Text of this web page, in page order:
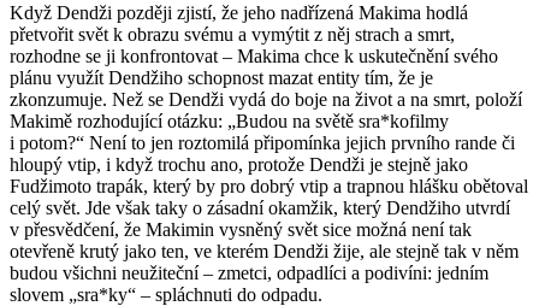
Když Dendži později zjistí, že jeho nadřízená Makima hodlá
přetvořit svět k obrazu svému a vymýtit z něj strach a smrt,
rozhodne se ji konfrontovat – Makima chce k uskutečnění svého
plánu využít Dendžiho schopnost mazat entity tím, že je
zkonzumuje. Než se Dendži vydá do boje na život a na smrt, položí
Makimě rozhodující otázku: „Budou na světě sra*kofilmy
i potom?“ Není to jen roztomilá připomínka jejich prvního rande či
hloupý vtip, i když trochu ano, protože Dendži je stejně jako
Fudžimoto trapák, který by pro dobrý vtip a trapnou hlášku obětoval
celý svět. Jde však taky o zásadní okamžik, který Dendžiho utvrdí
v přesvědčení, že Makimin vysněný svět sice možná není tak
otevřeně krutý jako ten, ve kterém Dendži žije, ale stejně tak v něm
budou všichni neužiteční – zmetci, odpadlíci a podivíni: jedním
slovem „sra*ky“ – spláchnuti do odpadu.